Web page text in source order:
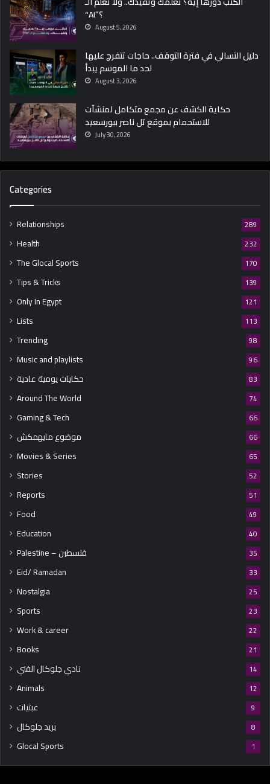
“AI”؟
August 5, 2026
دليل التسالي في فترة التوقف.. حاجات تتفرج عليها
لحد ما الموسم يبدأ
August 3, 2026
حكاية الكشف عن مجمع متكامل لمنشآت
للاستحمام بموقع تل ناصر ببورسعيد
July 30, 2026
Categories
Relationships 289
Health 232
The Glocal Sports 170
Tips & Tricks 139
Only In Egypt 121
Lists 113
Trending 98
Music and playlists 96
حكايات يومية عادية 83
Around The World 74
Gaming & Tech 66
موضوع مايهمكش 66
Movies & Series 65
Stories 52
Reports 51
Food 49
Education 40
Palestine – فلسطين 35
Eid/ Ramadan 33
Nostalgia 25
Sports 23
Work & career 22
Books 21
نادي جلوكال الفني 14
Animals 12
عبثيات 9
بريد جلوكال 8
Glocal Sports 1